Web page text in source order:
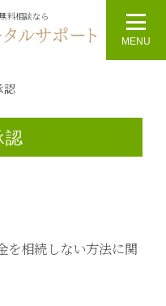
料相談なら
認
認
を相続しない方法に関